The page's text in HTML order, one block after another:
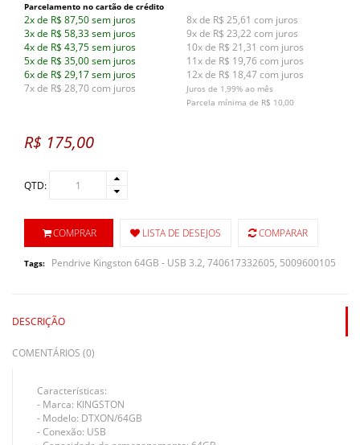
Parcelamento no cartão de crédito
2x de R$ 87,50 sem juros
3x de R$ 58,33 sem juros
4x de R$ 43,75 sem juros
5x de R$ 35,00 sem juros
6x de R$ 29,17 sem juros
7x de R$ 28,70 com juros
8x de R$ 25,61 com juros
9x de R$ 23,22 com juros
10x de R$ 21,31 com juros
11x de R$ 19,76 com juros
12x de R$ 18,47 com juros
Juros de 1,99% ao mês
Parcela mínima de R$ 10,00
R$ 175,00
QTD:
COMPRAR LISTA DE DESEJOS COMPARAR
Tags: Pendrive Kingston 64GB - USB 3.2, 740617332605, 5009600105
DESCRIÇÃO
COMENTÁRIOS (0)
Características:
- Marca: KINGSTON
- Modelo: DTXON/64GB
- Conexão: USB